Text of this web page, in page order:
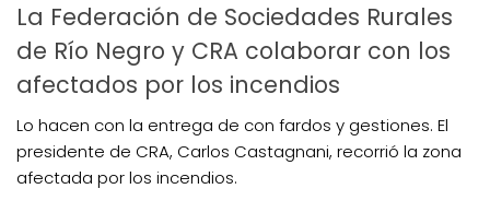
La Federación de Sociedades Rurales
de Río Negro y CRA colaborar con los
afectados por los incendios
Lo hacen con la entrega de con fardos y gestiones. El
presidente de CRA, Carlos Castagnani, recorrió la zona
afectada por los incendios.